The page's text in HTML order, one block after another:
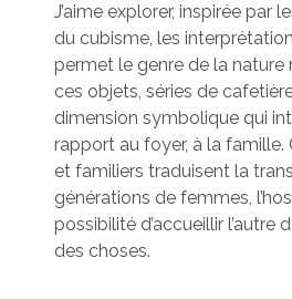
J’aime explorer, inspirée par
du cubisme, les
permet le genre de la nature
ces objets, séries de
dimension symbolique qui
rapport au foyer, à la famille.
et familiers traduisent la
générations de femmes,
possibilité d’accueillir l’autre
des choses.